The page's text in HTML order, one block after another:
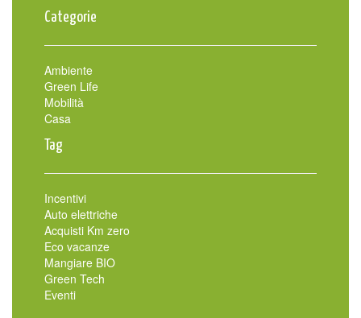
Categorie
Ambiente
Green Life
Mobilità
Casa
Tag
Incentivi
Auto elettriche
Acquisti Km zero
Eco vacanze
Mangiare BIO
Green Tech
Eventi